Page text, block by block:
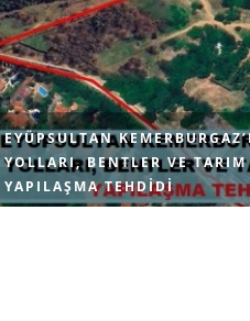
EYÜPSULTAN
YOLLARI, BENTLER VE
YAPILAŞMA TEHDIDI